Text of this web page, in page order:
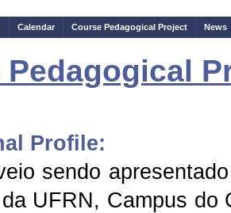
Calendar Course Pedagogical Project News
Pedagogical
Profile:
sendo
UFRN, Campus